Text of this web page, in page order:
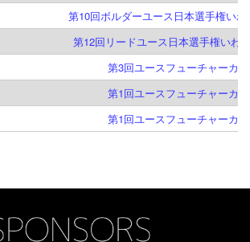
第10回ボルダーユース日本選手権い
第12回リードユース日本選手権いわ
第3回ユースフューチャーカ
第1回ユースフューチャーカ
第1回ユースフューチャーカ